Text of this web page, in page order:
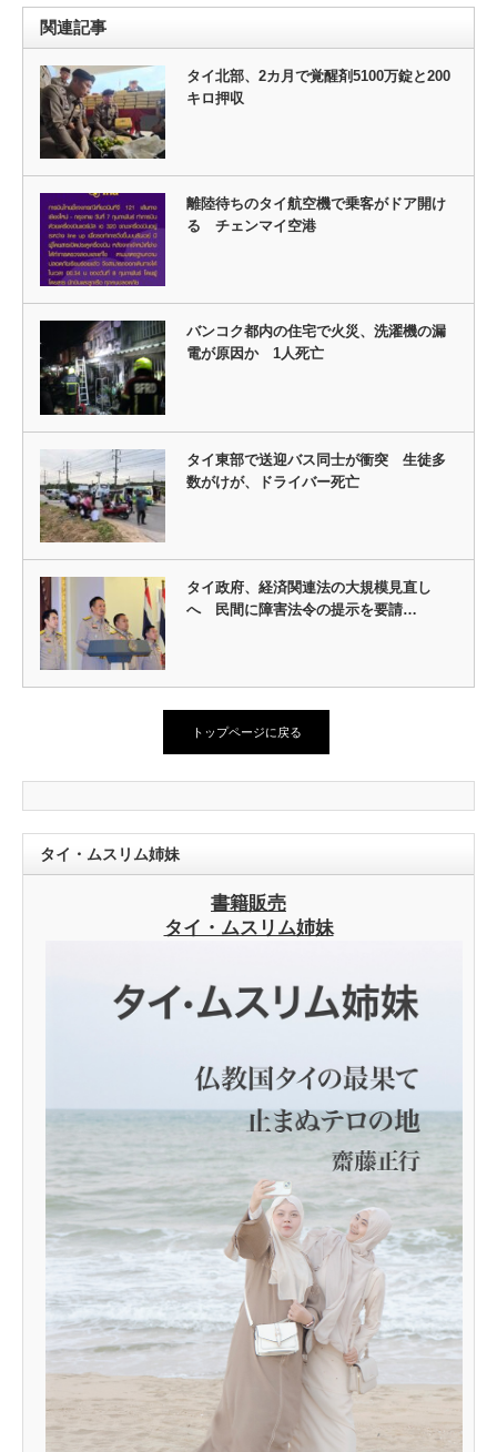
関連記事
タイ北部、2カ月で覚醒剤5100万錠と200
キロ押収
離陸待ちのタイ航空機で乗客がドア開け
る チェンマイ空港
バンコク都内の住宅で火災、洗濯機の漏
電が原因か 1人死亡
タイ東部で送迎バス同士が衝突 生徒多
数がけが、ドライバー死亡
タイ政府、経済関連法の大規模見直し
へ 民間に障害法令の提示を要請…
トップページに戻る
タイ・ムスリム姉妹
書籍販売
タイ・ムスリム姉妹